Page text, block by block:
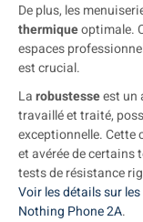
De plus, les
thermiqueoptimale.
espaces
est crucial.
Larobustesseest un
travaillé et traité,
exceptionnelle. Cette
et avérée de certains
tests de résistance
Voir les détails sur
Nothing Phone 2A.